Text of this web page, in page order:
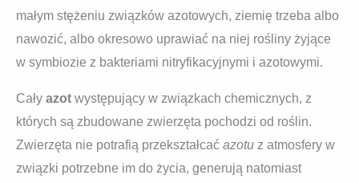
małym stężeniu związków azotowych, ziemię trzeba albo
nawozić, albo okresowo uprawiać na niej rośliny żyjące
w symbiozie z bakteriami nitryfikacyjnymi i azotowymi.
Cały azot występujący w związkach chemicznych, z
których są zbudowane zwierzęta pochodzi od roślin.
Zwierzęta nie potrafią przekształcać azotu z atmosfery w
związki potrzebne im do życia, generują natomiast